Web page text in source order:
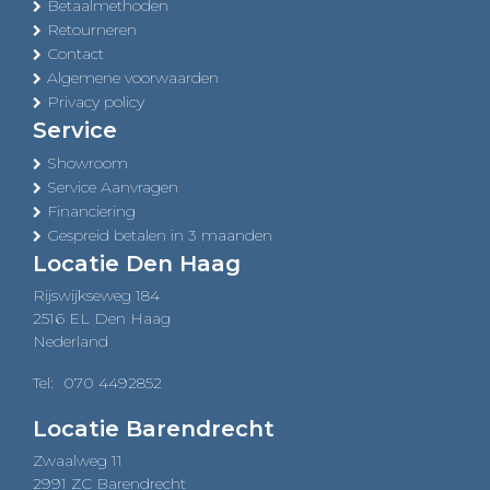
Betaalmethoden
Retourneren
Contact
Algemene voorwaarden
Privacy policy
Service
Showroom
Service Aanvragen
Financiering
Gespreid betalen in 3 maanden
Locatie Den Haag
Rijswijkseweg 184
2516 EL Den Haag
Nederland
Tel: 070 4492852
Locatie Barendrecht
Zwaalweg 11
2991 ZC Barendrecht